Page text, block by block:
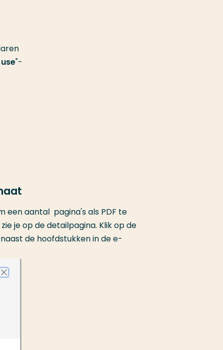
"-
een aantal pagina's als PDF te
je op de detailpagina. Klik op de
de hoofdstukken in de e-